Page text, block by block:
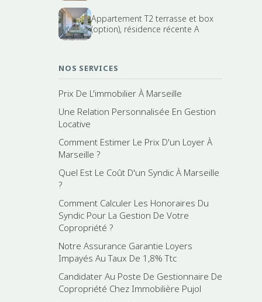
Appartement T2 terrasse et box
(option), résidence récente A
NOS SERVICES
Prix De L'immobilier À Marseille
Une Relation Personnalisée En Gestion
Locative
Comment Estimer Le Prix D'un Loyer À
Marseille ?
Quel Est Le Coût D'un Syndic À Marseille
?
Comment Calculer Les Honoraires Du
Syndic Pour La Gestion De Votre
Copropriété ?
Notre Assurance Garantie Loyers
Impayés Au Taux De 1,8% Ttc
Candidater Au Poste De Gestionnaire De
Copropriété Chez Immobilière Pujol